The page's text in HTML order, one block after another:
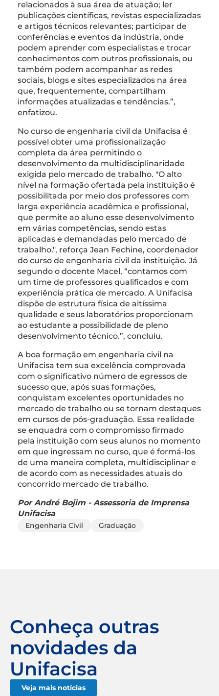
relacionados à sua área de atuação; ler
publicações científicas, revistas especializadas
e artigos técnicos relevantes; participar de
conferências e eventos da indústria, onde
podem aprender com especialistas e trocar
conhecimentos com outros profissionais, ou
também podem acompanhar as redes
sociais, blogs e sites especializados na área
que, frequentemente, compartilham
informações atualizadas e tendências.”,
enfatizou.
No curso de engenharia civil da Unifacisa é
possível obter uma profissionalização
completa da área permitindo o
desenvolvimento da multidisciplinaridade
exigida pelo mercado de trabalho. "O alto
nível na formação ofertada pela instituição é
possibilitada por meio dos professores com
larga experiência acadêmica e profissional,
que permite ao aluno esse desenvolvimento
em várias competências, sendo estas
aplicadas e demandadas pelo mercado de
trabalho.", reforça Jean Fechine, coordenador
do curso de engenharia civil da instituição. Já
segundo o docente Macel, “contamos com
um time de professores qualificados e com
experiência prática de mercado. A Unifacisa
dispõe de estrutura física de altíssima
qualidade e seus laboratórios proporcionam
ao estudante a possibilidade de pleno
desenvolvimento técnico.”, concluiu.
A boa formação em engenharia civil na
Unifacisa tem sua excelência comprovada
com o significativo número de egressos de
sucesso que, após suas formações,
conquistam excelentes oportunidades no
mercado de trabalho ou se tornam destaques
em cursos de pós-graduação. Essa realidade
se enquadra com o compromisso firmado
pela instituição com seus alunos no momento
em que ingressam no curso, que é formá-los
de uma maneira completa, multidisciplinar e
de acordo com as necessidades atuais do
concorrido mercado de trabalho.
Por André Bojim - Assessoria de Imprensa
Unifacisa
Engenharia Civil Graduação
Conheça outras
novidades da
Unifacisa
Veja mais notícias